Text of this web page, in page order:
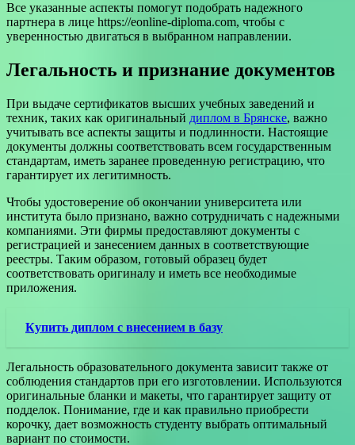
Все указанные аспекты помогут подобрать надежного
партнера в лице https://eonline-diploma.com, чтобы с
уверенностью двигаться в выбранном направлении.
Легальность и признание документов
При выдаче сертификатов высших учебных заведений и
техник, таких как оригинальный диплом в Брянске, важно
учитывать все аспекты защиты и подлинности. Настоящие
документы должны соответствовать всем государственным
стандартам, иметь заранее проведенную регистрацию, что
гарантирует их легитимность.
Чтобы удостоверение об окончании университета или
института было признано, важно сотрудничать с надежными
компаниями. Эти фирмы предоставляют документы с
регистрацией и занесением данных в соответствующие
реестры. Таким образом, готовый образец будет
соответствовать оригиналу и иметь все необходимые
приложения.
Купить диплом с внесением в базу
Легальность образовательного документа зависит также от
соблюдения стандартов при его изготовлении. Используются
оригинальные бланки и макеты, что гарантирует защиту от
подделок. Понимание, где и как правильно приобрести
корочку, дает возможность студенту выбрать оптимальный
вариант по стоимости.